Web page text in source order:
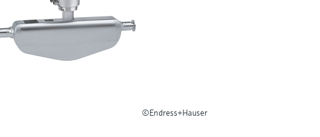
©Endress+Hauser